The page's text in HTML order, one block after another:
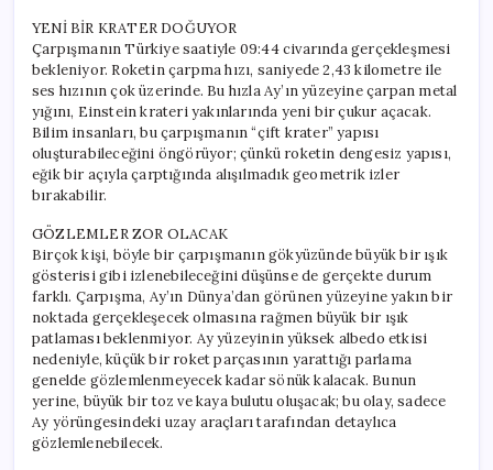
YENİ BİR KRATER DOĞUYOR
Çarpışmanın Türkiye saatiyle 09:44 civarında gerçekleşmesi
bekleniyor. Roketin çarpma hızı, saniyede 2,43 kilometre ile
ses hızının çok üzerinde. Bu hızla Ay’ın yüzeyine çarpan metal
yığını, Einstein krateri yakınlarında yeni bir çukur açacak.
Bilim insanları, bu çarpışmanın “çift krater” yapısı
oluşturabileceğini öngörüyor; çünkü roketin dengesiz yapısı,
eğik bir açıyla çarptığında alışılmadık geometrik izler
bırakabilir.
GÖZLEMLER ZOR OLACAK
Birçok kişi, böyle bir çarpışmanın gökyüzünde büyük bir ışık
gösterisi gibi izlenebileceğini düşünse de gerçekte durum
farklı. Çarpışma, Ay’ın Dünya’dan görünen yüzeyine yakın bir
noktada gerçekleşecek olmasına rağmen büyük bir ışık
patlaması beklenmiyor. Ay yüzeyinin yüksek albedo etkisi
nedeniyle, küçük bir roket parçasının yarattığı parlama
genelde gözlemlenmeyecek kadar sönük kalacak. Bunun
yerine, büyük bir toz ve kaya bulutu oluşacak; bu olay, sadece
Ay yörüngesindeki uzay araçları tarafından detaylıca
gözlemlenebilecek.